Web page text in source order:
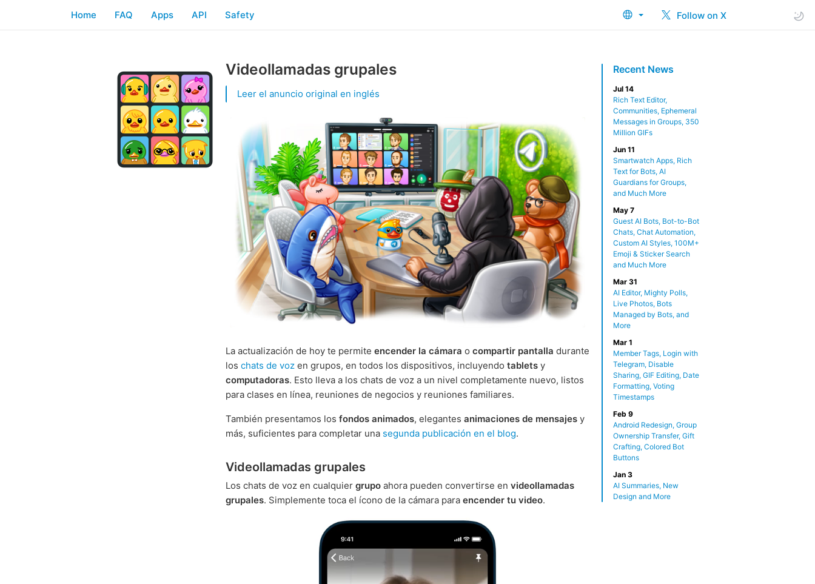
Follow on X
Home FAQ Apps API Safety
Recent News
Jul 14
Rich Text Editor,
Communities, Ephemeral
Messages in Groups, 350
Million GIFs
Jun 11
Smartwatch Apps, Rich
Text for Bots, AI
Guardians for Groups,
and Much More
May 7
Guest AI Bots, Bot-to-Bot
Chats, Chat Automation,
Custom AI Styles, 100M+
Emoji & Sticker Search
and Much More
Mar 31
AI Editor, Mighty Polls,
Live Photos, Bots
Managed by Bots, and
More
Mar 1
Member Tags, Login with
Telegram, Disable
Sharing, GIF Editing, Date
Formatting, Voting
Timestamps
Feb 9
Android Redesign, Group
Ownership Transfer, Gift
Crafting, Colored Bot
Buttons
Jan 3
AI Summaries, New
Design and More
Videollamadas grupales
Leer el anuncio original en inglés
La actualización de hoy te permite encender la cámara o compartir pantalla durante
los chats de voz en grupos, en todos los dispositivos, incluyendo tablets y
computadoras. Esto lleva a los chats de voz a un nivel completamente nuevo, listos
para clases en línea, reuniones de negocios y reuniones familiares.
También presentamos los fondos animados, elegantes animaciones de mensajes y
más, suficientes para completar una segunda publicación en el blog.
Videollamadas grupales
Los chats de voz en cualquier grupo ahora pueden convertirse en videollamadas
grupales. Simplemente toca el ícono de la cámara para encender tu video.